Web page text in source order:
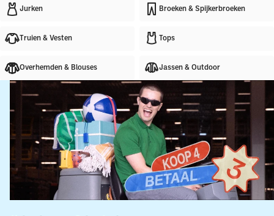
Jurken Broeken & Spijkerbroeken
Truien & Vesten Tops
Overhemden & Blouses Jassen & Outdoor